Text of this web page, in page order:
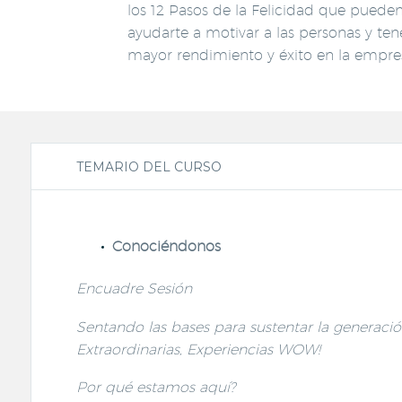
los 12 Pasos de la Felicidad que pueden
ayudarte a motivar a las personas y
mayor rendimiento y éxito en la
TEMARIO DEL CURSO
Conociéndonos
Encuadre Sesión
Sentando las bases para sustentar la
Extraordinarias, Experiencias WOW!
Por qué estamos aquí?